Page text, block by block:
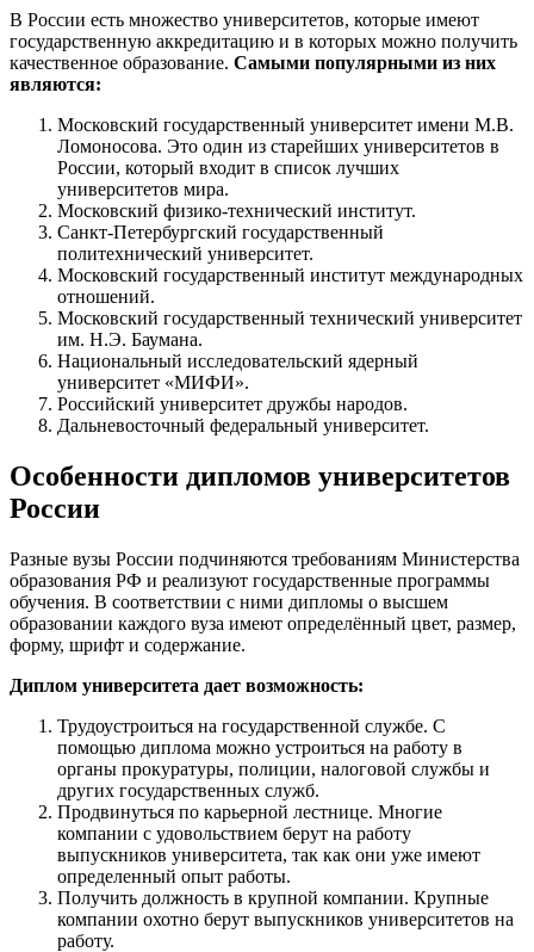
В России есть множество университетов, которые имеют
государственную аккредитацию и в которых можно получить
качественное образование. Самыми популярными из них
являются:
Московский государственный университет имени М.В.
Ломоносова. Это один из старейших университетов в
России, который входит в список лучших
университетов мира.
Московский физико-технический институт.
Санкт-Петербургский государственный
политехнический университет.
Московский государственный институт международных
отношений.
Московский государственный технический университет
им. Н.Э. Баумана.
Национальный исследовательский ядерный
университет «МИФИ».
Российский университет дружбы народов.
Дальневосточный федеральный университет.
Особенности дипломов университетов
России
Разные вузы России подчиняются требованиям Министерства
образования РФ и реализуют государственные программы
обучения. В соответствии с ними дипломы о высшем
образовании каждого вуза имеют определённый цвет, размер,
форму, шрифт и содержание.
Диплом университета дает возможность:
Трудоустроиться на государственной службе. С
помощью диплома можно устроиться на работу в
органы прокуратуры, полиции, налоговой службы и
других государственных служб.
Продвинуться по карьерной лестнице. Многие
компании с удовольствием берут на работу
выпускников университета, так как они уже имеют
определенный опыт работы.
Получить должность в крупной компании. Крупные
компании охотно берут выпускников университетов на
работу.